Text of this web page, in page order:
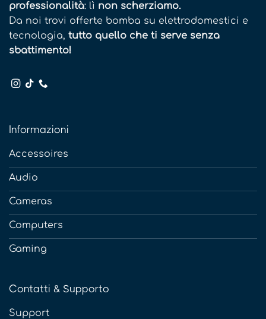
professionalità: lì non scherziamo.
Da noi trovi offerte bomba su elettrodomestici e
tecnologia, tutto quello che ti serve senza
sbattimento!
Informazioni
Accessoires
Audio
Cameras
Computers
Gaming
Contatti & Supporto
Support